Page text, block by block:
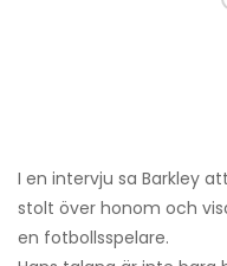
I en intervju sa Barkley
stolt över honom och
en fotbollsspelare.